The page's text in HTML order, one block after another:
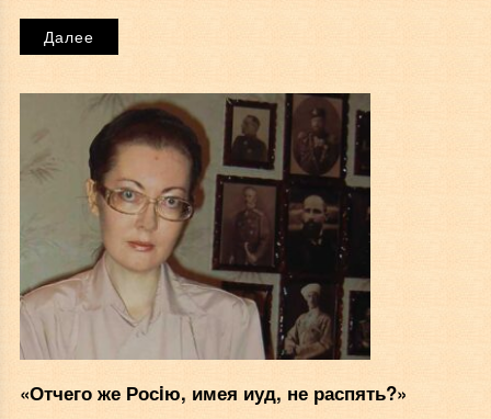
Далее
«Отчего же Росiю, имея иуд, не распять?»